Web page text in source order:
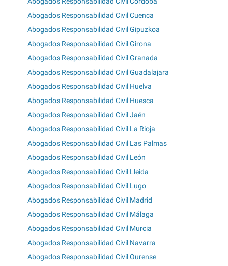
Abogados Responsabilidad Civil Cuenca
Abogados Responsabilidad Civil Gipuzkoa
Abogados Responsabilidad Civil Girona
Abogados Responsabilidad Civil Granada
Abogados Responsabilidad Civil Guadalajara
Abogados Responsabilidad Civil Huelva
Abogados Responsabilidad Civil Huesca
Abogados Responsabilidad Civil Jaén
Abogados Responsabilidad Civil La Rioja
Abogados Responsabilidad Civil Las Palmas
Abogados Responsabilidad Civil León
Abogados Responsabilidad Civil Lleida
Abogados Responsabilidad Civil Lugo
Abogados Responsabilidad Civil Madrid
Abogados Responsabilidad Civil Málaga
Abogados Responsabilidad Civil Murcia
Abogados Responsabilidad Civil Navarra
Abogados Responsabilidad Civil Ourense